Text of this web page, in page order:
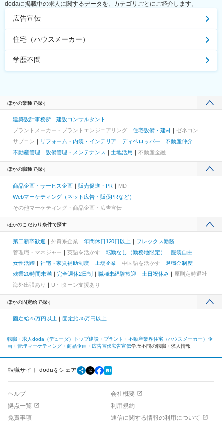
dodaに掲載中の求人に関するデータを、カテゴリごとにご紹介します。
広告宣伝
住宅（ハウスメーカー）
学歴不問
ほかの業種で探す
建築設計事務所
建設コンサルタント
プラントメーカー・プラントエンジニアリング
住宅設備・建材
ゼネコン
サブコン
リフォーム・内装・インテリア ディベロッパー
不動産仲介
不動産管理
設備管理・メンテナンス 土地活用 不動産金融
ほかの職種で探す
商品企画・サービス企画 販売促進・PR
MD
Webマーケティング（ネット広告・販促PRなど）
その他マーケティング・商品企画・広告宣伝
ほかのこだわり条件で探す
第二新卒歓迎 外資系企業 年間休日120日以上
フレックス勤務
管理職・マネジャー
英語を活かす 転勤なし（勤務地限定）
服装自由
女性活躍
社宅・家賃補助制度 上場企業 中国語を活かす
退職金制度
残業20時間未満
完全週休2日制 職種未経験歓迎 土日祝休み
原則定時退社
海外出張あり
U・Iターン支援あり
ほかの固定給で探す
固定給25万円以上 固定給35万円以上
転職・求人doda（デューダ）トップ建設・プラント・不動産業界住宅（ハウスメーカー） 企
画・管理マーケティング・商品企画・広告宣伝広告宣伝学歴不問の転職・求人情報
転職サイト dodaをシェア
ヘルプ
会社概要
拠点一覧
利用規約
免責事項
通信に関する情報の利用について